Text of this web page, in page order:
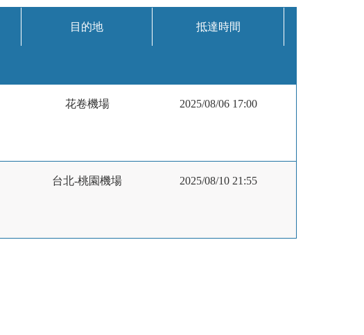
目的地 抵達時間
花卷機場 2025/08/06 17:00
台北-桃園機場 2025/08/10 21:55